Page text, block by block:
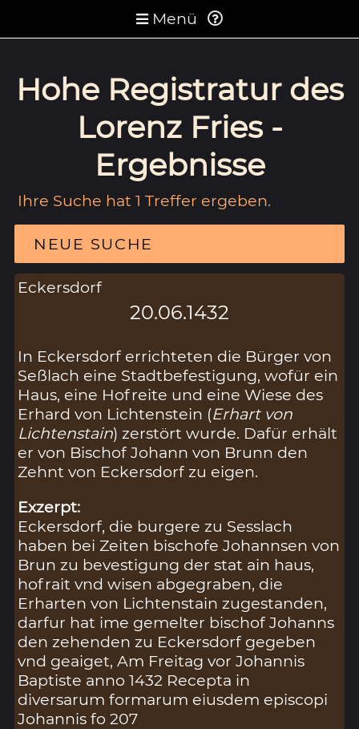
Menü
Hohe Registratur des
Lorenz Fries -
Ergebnisse
Ihre Suche hat 1 Treffer ergeben.
NEUE SUCHE
Eckersdorf
20.06.1432
In Eckersdorf errichteten die Bürger von
Seßlach eine Stadtbefestigung, wofür ein
Haus, eine Hofreite und eine Wiese des
Erhard von Lichtenstein (Erhart von
Lichtenstain) zerstört wurde. Dafür erhält
er von Bischof Johann von Brunn den
Zehnt von Eckersdorf zu eigen.
Exzerpt:
Eckersdorf, die burgere zu Sesslach
haben bei Zeiten bischofe Johannsen von
Brun zu bevestigung der stat ain haus,
hofrait vnd wisen abgegraben, die
Erharten von Lichtenstain zugestanden,
darfur hat ime gemelter bischof Johanns
den zehenden zu Eckersdorf gegeben
vnd geaiget, Am Freitag vor Johannis
Baptiste anno 1432 Recepta in
diversarum formarum eiusdem episcopi
Johannis fo 207